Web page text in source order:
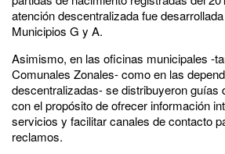
atención descentralizada fue
Municipios G y A.
Asimismo, en las oficinas municipales -
Comunales Zonales- como en las
descentralizadas- se distribuyeron guías
con el propósito de ofrecer información
servicios y facilitar canales de contacto
reclamos.